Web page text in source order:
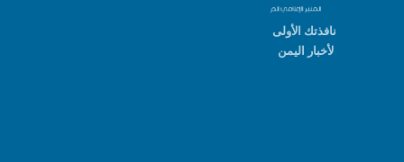
نافذتك الأولى
لأخبار اليمن